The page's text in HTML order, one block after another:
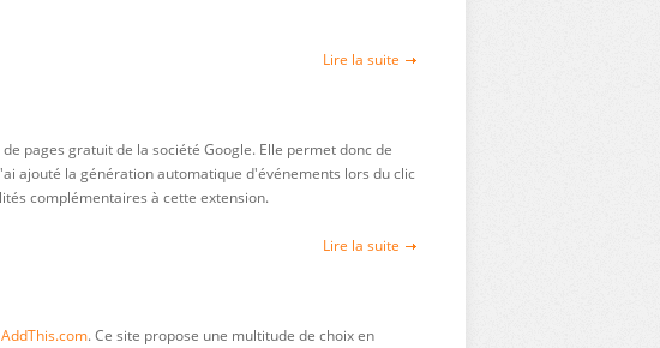
Lire la suite
pages gratuit de la société Google. Elle permet donc de
ajouté la génération automatique d'événements lors du clic
complémentaires à cette extension.
Lire la suite
AddThis.com. Ce site propose une multitude de choix en